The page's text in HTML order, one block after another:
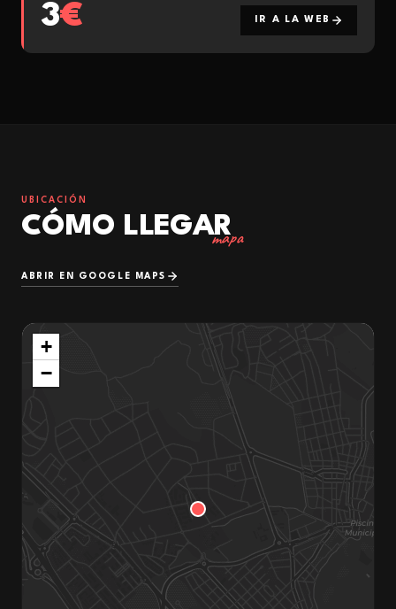
3€ IR A LA WEB
UBICACIÓN
CÓMO LLEGAR
mapa
ABRIR EN GOOGLE MAPS
+
−